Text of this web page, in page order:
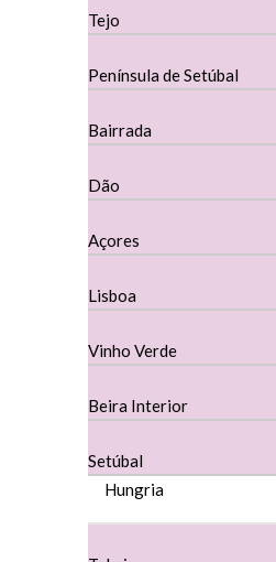
Charcutaria
Copos e Decanter
Dona Sancha Dão
Doroteia Douro
Ermelinda Freitas -
Ervideira Alentejo
Evidencia Dão
Fabio Fernandes Wines
Tejo
Península de Setúbal
Bairrada
Dão
Açores
Lisboa
Vinho Verde
Beira Interior
Setúbal
Hungria